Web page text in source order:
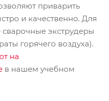
приварить
и качественно. Для
сварочные экструдеры
горячего воздуха).
на
в нашем учебном